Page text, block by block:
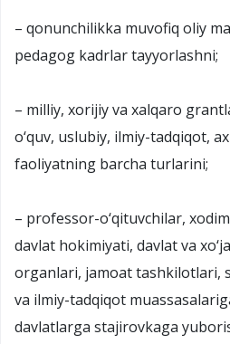
– qonunchilikka muvofiq oliy
pedagog kadrlar tayyorlashni;
– milliy, xorijiy va xalqaro
o‘quv, uslubiy, ilmiy-tadqiqot,
faoliyatning barcha turlarini;
– professor-o‘qituvchilar,
davlat hokimiyati, davlat va
organlari, jamoat tashkilotlari,
va ilmiy-tadqiqot
davlatlarga stajirovkaga